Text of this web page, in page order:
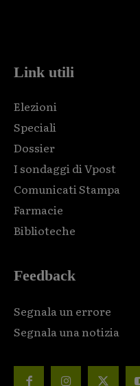
Link utili
Elezioni
Speciali
Dossier
I sondaggi di Vpost
Comunicati Stampa
Farmacie
Biblioteche
Feedback
Segnala un errore
Segnala una notizia